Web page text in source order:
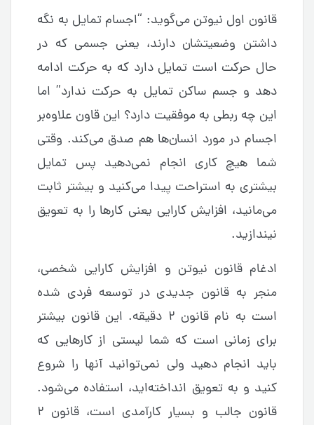
قانون اول نیوتن می‌گوید: “اجسام تمایل به نگه
داشتن وضعیتشان دارند، یعنی جسمی که در
حال حرکت است تمایل دارد که به حرکت ادامه
دهد و جسم ساکن تمایل به حرکت ندارد” اما
این چه ربطی به موفقیت دارد؟ این قاون علاوه‌بر
اجسام در مورد انسان‌ها هم صدق می‌کند. وقتی
شما هیچ کاری انجام نمی‌دهید پس تمایل
بیشتری به استراحت پیدا می‌کنید و بیشتر ثابت
می‌مانید، افزایش کارایی یعنی کارها را به تعویق
نیندازید.
ادغام قانون نیوتن و افزایش کارایی شخصی،
منجر به قانون جدیدی در توسعه فردی شده
است به نام قانون ۲ دقیقه. این قانون بیشتر
برای زمانی است که شما لیستی از کارهایی که
باید انجام دهید ولی نمی‌توانید آنها را شروع
کنید و به تعویق انداخته‌اید، استفاده می‌شود.
قانون جالب و بسیار کارآمدی است، قانون ۲